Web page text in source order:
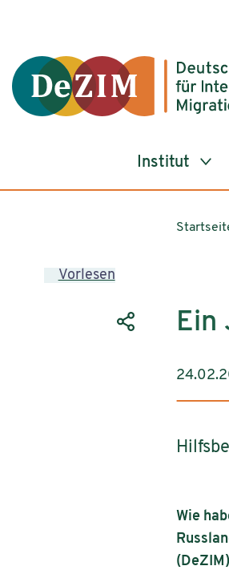
Institut
Vorlesen
Ein
Wie